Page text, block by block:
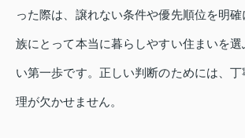
った際は、譲れない条件や優先順位を明
族にとって本当に暮らしやすい住まいを
い第一歩です。正しい判断のためには、
理が欠かせません。